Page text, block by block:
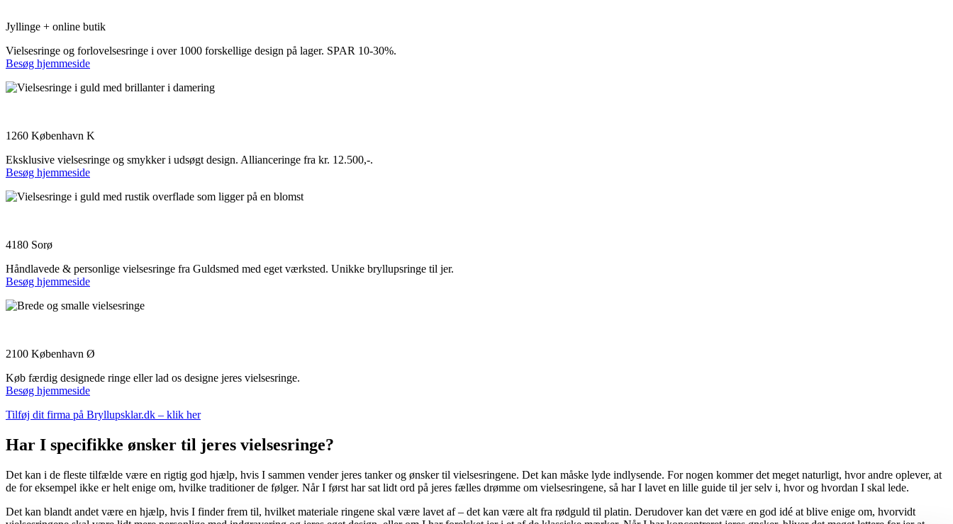
Jyllinge + online butik
Vielsesringe og forlovelsesringe i over 1000 forskellige design på lager. SPAR 10-30%.
Besøg hjemmeside
1260 København K
Eksklusive vielsesringe og smykker i udsøgt design. Allianceringe fra kr. 12.500,-.
Besøg hjemmeside
4180 Sorø
Håndlavede & personlige vielsesringe fra Guldsmed med eget værksted. Unikke bryllupsringe til jer.
Besøg hjemmeside
2100 København Ø
Køb færdig designede ringe eller lad os designe jeres vielsesringe.
Besøg hjemmeside
Tilføj dit firma på Bryllupsklar.dk – klik her
Har I specifikke ønsker til jeres vielsesringe?
Det kan i de fleste tilfælde være en rigtig god hjælp, hvis I sammen vender jeres tanker og ønsker til vielsesringene. Det kan måske lyde indlysende. For nogen kommer det meget naturligt, hvor andre oplever, at
de for eksempel ikke er helt enige om, hvilke traditioner de følger. Når I først har sat lidt ord på jeres fælles drømme om vielsesringene, så har I lavet en lille guide til jer selv i, hvor og hvordan I skal lede.
Det kan blandt andet være en hjælp, hvis I finder frem til, hvilket materiale ringene skal være lavet af – det kan være alt fra rødguld til platin. Derudover kan det være en god idé at blive enige om, hvorvidt